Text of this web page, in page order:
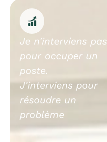
Je n'interviens pas
pour occuper un
poste.
J'interviens pour
résoudre un
problème